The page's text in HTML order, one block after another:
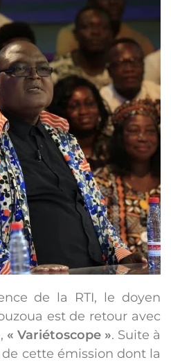
de la RTI, le doyen
est de retour avec
« Variétoscope ». Suite à
cette émission dont la